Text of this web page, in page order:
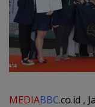
MEDIABBC.co.id ,